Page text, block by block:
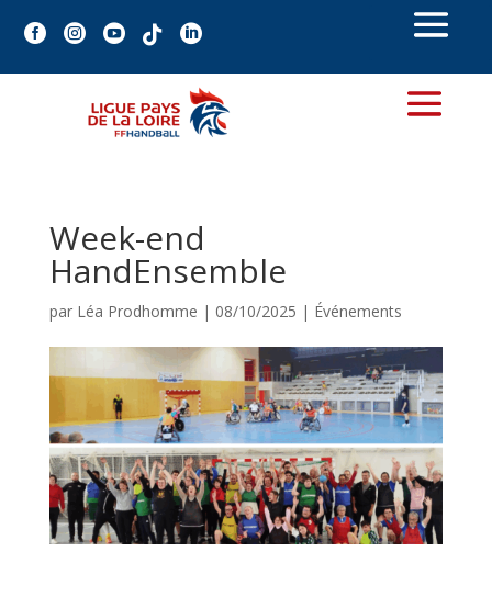
    
Week-end
HandEnsemble
par Léa Prodhomme | 08/10/2025 | Événements